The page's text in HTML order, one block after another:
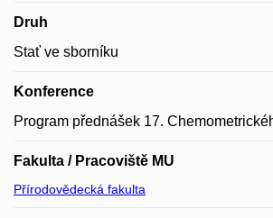
Druh
Stať ve sborníku
Konference
Program přednášek 17.
Fakulta / Pracoviště MU
Přírodovědecká fakulta